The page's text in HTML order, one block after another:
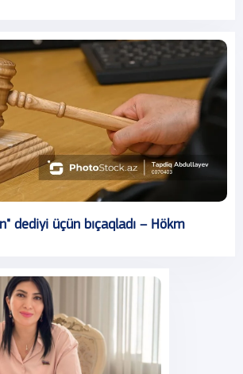
dediyi üçün bıçaqladı – Hökm